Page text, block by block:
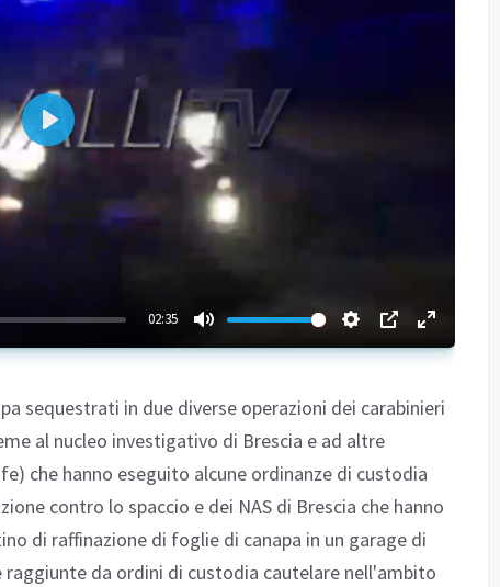
02:35
Play
sequestrati in due diverse operazioni dei carabinieri
al nucleo investigativo di Brescia e ad altre
che hanno eseguito alcune ordinanze di custodia
contro lo spaccio e dei NAS di Brescia che hanno
di raffinazione di foglie di canapa in un garage di
raggiunte da ordini di custodia cautelare nell'ambito